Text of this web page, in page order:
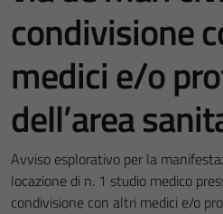
condivisione
medici e/o
dell’area
Avviso esplorativo per la
locazione di n. 1 studio medico
condivisione con altri medici e/o